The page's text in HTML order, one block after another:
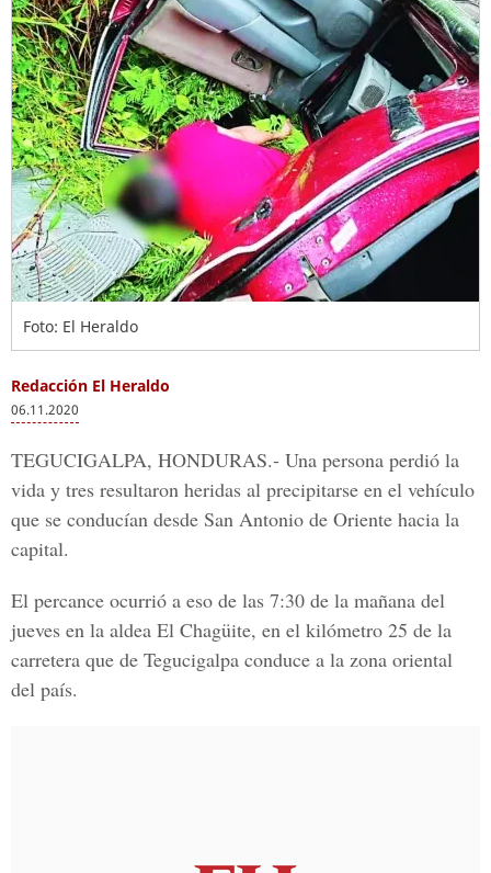
Foto: El Heraldo
Redacción El Heraldo
06.11.2020
TEGUCIGALPA, HONDURAS.- Una persona perdió la
vida y tres resultaron heridas al precipitarse en el vehículo
que se conducían desde San Antonio de Oriente hacia la
capital.
El percance ocurrió a eso de las 7:30 de la mañana del
jueves en la aldea El Chagüite, en el kilómetro 25 de la
carretera que de Tegucigalpa conduce a la zona oriental
del país.